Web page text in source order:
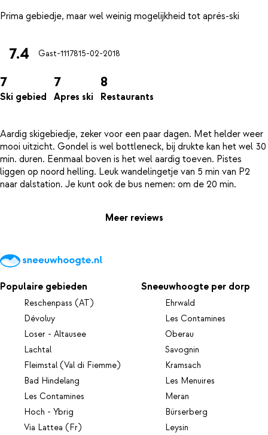
7.4 Gast-1117815-02-2018
7
Ski gebied
7
Apres ski
8
Restaurants
Aardig skigebiedje, zeker voor een paar dagen. Met helder weer
mooi uitzicht. Gondel is wel bottleneck, bij drukte kan het wel 30
min. duren. Eenmaal boven is het wel aardig toeven. Pistes
liggen op noord helling. Leuk wandelingetje van 5 min van P2
Meer reviews
Populaire gebieden
Reschenpass (AT)
Dévoluy
Loser - Altausee
Lachtal
Fleimstal (Val di Fiemme)
Bad Hindelang
Les Contamines
Hoch - Ybrig
Via Lattea (Fr)
Sneeuwhoogte per dorp
Ehrwald
Les Contamines
Oberau
Savognin
Kramsach
Les Menuires
Meran
Bürserberg
Leysin